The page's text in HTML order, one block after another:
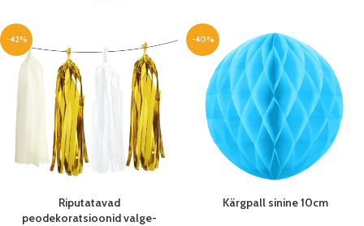
-42%
Riputatavad
peodekoratsioonid valge-
-40%
Kärgpall sinine 10cm